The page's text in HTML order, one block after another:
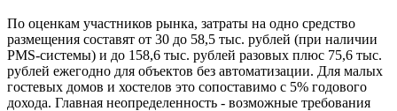
По оценкам участников рынка, затраты на одно средство
размещения составят от 30 до 58,5 тыс. рублей (при наличии
PMS-системы) и до 158,6 тыс. рублей разовых плюс 75,6 тыс.
рублей ежегодно для объектов без автоматизации. Для малых
гостевых домов и хостелов это сопоставимо с 5% годового
дохода. Главная неопределенность - возможные требования